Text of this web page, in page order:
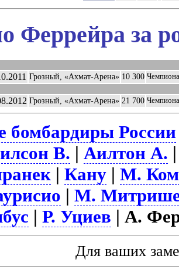
Феррейра за
Грозный, «Ахмат-Арена» 10 300
Грозный, «Ахмат-Арена» 21 700
бомбардиры России
В. |Аилтон А.
|Кану |М.
|М.
|Р. Уциев | А.
Для ваших